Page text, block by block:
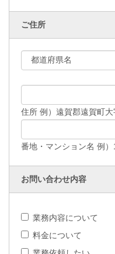
ご住所
住所 例）遠賀郡遠賀町
番地・マンション名 例
お問い合わせ内容
業務内容について
料金について